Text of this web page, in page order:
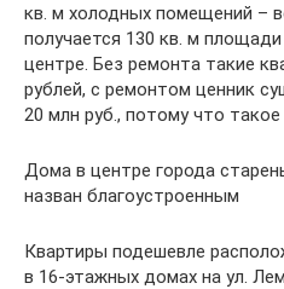
кв. м холодных помещений –
получается 130 кв. м
центре. Без ремонта такие
рублей, с ремонтом ценник
20 млн руб., потому что
Дома в центре города
назван благоустроенным
Квартиры подешевле
в 16-этажных домах на ул.